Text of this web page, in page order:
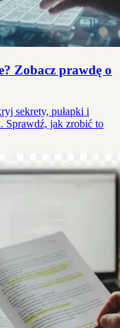
Zobacz prawdę o
sekrety, pułapki i
Sprawdź, jak zrobić to